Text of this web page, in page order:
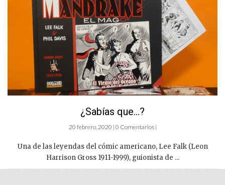
¿Sabías que…?
20 febrero, 2020 | 0 Comentarios |
Una de las leyendas del cómic americano, Lee Falk (Leon
Harrison Gross 1911-1999), guionista de ...